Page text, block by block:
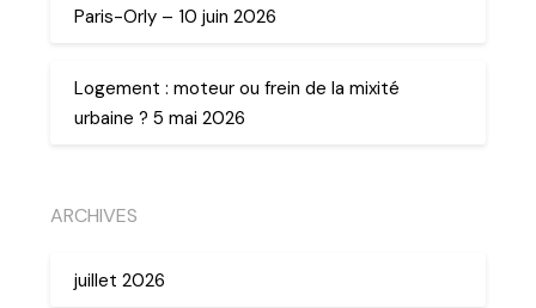
Paris-Orly – 10 juin 2026
Logement : moteur ou frein de la mixité
urbaine ? 5 mai 2026
ARCHIVES
juillet 2026